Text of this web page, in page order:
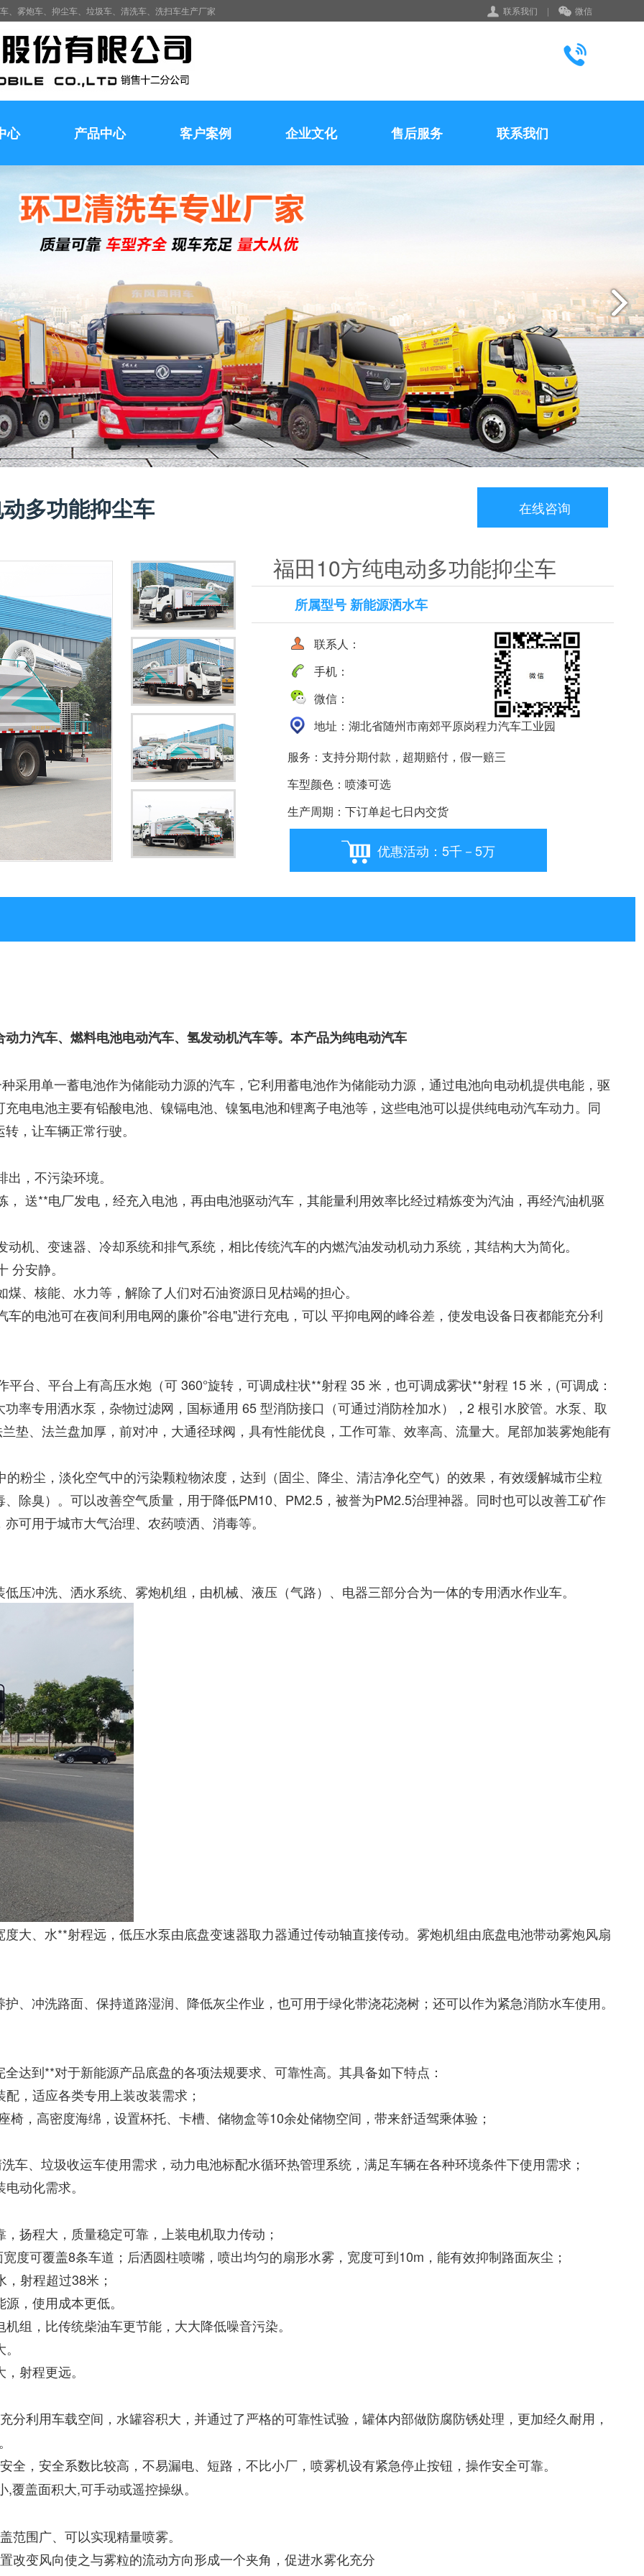
联系我们 | 微信
、雾炮车、抑尘车、垃圾车、清洗车、洗扫车生产厂家
心 产品中心 客户案例 企业文化 售后服务 联系我们
多功能抑尘车 在线咨询
福田10方纯电动多功能抑尘车
所属型号 新能源洒水车
联系人：
手机：
微信：
要购车就扫我
地址：湖北省随州市南郊平原岗程力汽车工业园
服务：支持分期付款，超期赔付，假一赔三
车型颜色：喷漆可选
生产周期：下订单起七日内交货
优惠活动：5千－5万
力汽车、燃料电池电动汽车、氢发动机汽车等。本产品为纯电动汽车
用单一蓄电池作为储能动力源的汽车，它利用蓄电池作为储能动力源，通过电池向电动机提供电能，驱
电电池主要有铅酸电池、镍镉电池、镍氢电池和锂离子电池等，这些电池可以提供纯电动汽车动力。同
，让车辆正常行驶。
，不污染环境。
送**电厂发电，经充入电池，再由电池驱动汽车，其能量利用效率比经过精炼变为汽油，再经汽油机驱
机、变速器、冷却系统和排气系统，相比传统汽车的内燃汽油发动机动力系统，其结构大为简化。
内外十 分安静。
、核能、水力等，解除了人们对石油资源日见枯竭的担心。
的电池可在夜间利用电网的廉价"谷电"进行充电，可以 平抑电网的峰谷差，使发电设备日夜都能充分利
台、平台上有高压水炮（可 360°旋转，可调成柱状**射程 35 米，也可调成雾状**射程 15 米，(可调成：
率专用洒水泵，杂物过滤网，国标通用 65 型消防接口（可通过消防栓加水），2 根引水胶管。水泵、取
垫、法兰盘加厚，前对冲，大通径球阀，具有性能优良，工作可靠、效率高、流量大。尾部加装雾炮能有
尘，淡化空气中的污染颗粒物浓度，达到（固尘、降尘、清洁净化空气）的效果，有效缓解城市尘粒
除臭）。可以改善空气质量，用于降低PM10、PM2.5，被誉为PM2.5治理神器。同时也可以改善工矿作
可用于城市大气治理、农药喷洒、消毒等。
压冲洗、洒水系统、雾炮机组，由机械、液压（气路）、电器三部分合为一体的专用洒水作业车。
大、水**射程远，低压水泵由底盘变速器取力器通过传动轴直接传动。雾炮机组由底盘电池带动雾炮风扇
、冲洗路面、保持道路湿润、降低灰尘作业，也可用于绿化带浇花浇树；还可以作为紧急消防水车使用。
达到**对于新能源产品底盘的各项法规要求、可靠性高。其具备如下特点：
，适应各类专用上装改装需求；
，高密度海绵，设置杯托、卡槽、储物盒等10余处储物空间，带来舒适驾乘体验；
、垃圾收运车使用需求，动力电池标配水循环热管理系统，满足车辆在各种环境条件下使用需求；
动化需求。
扬程大，质量稳定可靠，上装电机取力传动；
可覆盖8条车道；后洒圆柱喷嘴，喷出均匀的扇形水雾，宽度可到10m，能有效抑制路面灰尘；
射程超过38米；
，使用成本更低。
组，比传统柴油车更节能，大大降低噪音污染。
射程更远。
分利用车载空间，水罐容积大，并通过了严格的可靠性试验，罐体内部做防腐防锈处理，更加经久耐用，
全，安全系数比较高，不易漏电、短路，不比小厂，喷雾机设有紧急停止按钮，操作安全可靠。
盖面积大,可手动或遥控操纵。
范围广、可以实现精量喷雾。
改变风向使之与雾粒的流动方向形成一个夹角，促进水雾化充分